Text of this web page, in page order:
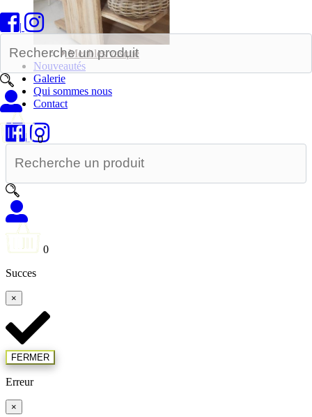
|
0
Meubles vasque
Nouveautés
Galerie
Qui sommes nous
Contact
|
0
Succes
×
FERMER
Erreur
×